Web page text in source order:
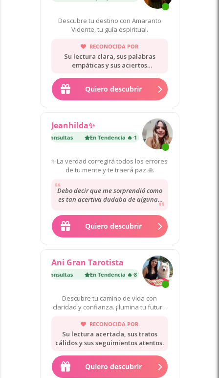
Descubre tu destino con Amaranto
Vidente, tu guía espiritual.
RECONOCIDA POR
Su lectura clara, sus palabras
empáticas y sus aciertos
Quiero descubrir
Jeanhilda✨
1 300 consultas En Tendencia 🔥 1 300 consultas
✨La verdad corregirá todos los errores
de tu mente y te traerá paz 🙏
Debo decir que me sorprendió como
es tan acertiva dudaba de algunas
lectura...
Quiero descubrir
Ani Gran Tarotista
8 700 consultas En Tendencia 🔥 8 700 consultas
Descubre tu camino de vida con
claridad y confianza. ¡Ilumina tu futuro
RECONOCIDA POR
Su lectura acertada, sus tratos
cálidos y sus seguimientos atentos.
Quiero descubrir